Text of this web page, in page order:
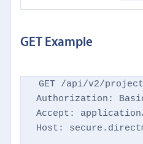
GET Example
GET /api/v2/projects/
Authorization: Basic
Accept:
Host: